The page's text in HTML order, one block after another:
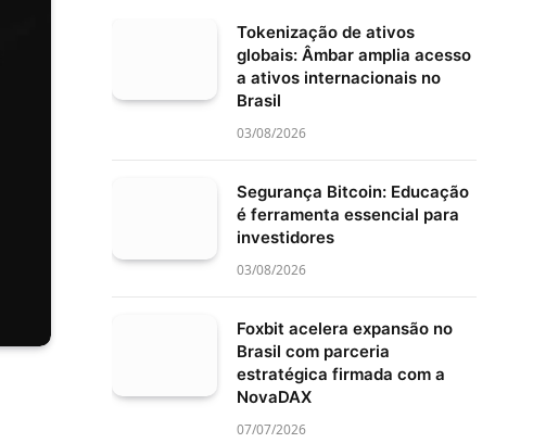
Tokenização de ativos
globais: Âmbar amplia acesso
a ativos internacionais no
Brasil
03/08/2026
Segurança Bitcoin: Educação
é ferramenta essencial para
investidores
03/08/2026
Foxbit acelera expansão no
Brasil com parceria
estratégica firmada com a
NovaDAX
07/07/2026